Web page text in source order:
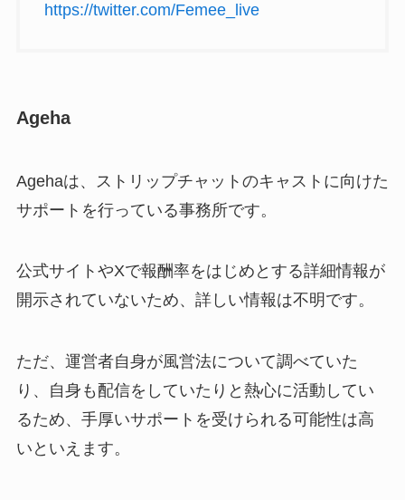
https://twitter.com/Femee_live
Ageha
Agehaは、ストリップチャットのキャストに向けた
サポートを行っている事務所です。
公式サイトやXで報酬率をはじめとする詳細情報が
開示されていないため、詳しい情報は不明です。
ただ、運営者自身が風営法について調べていた
り、自身も配信をしていたりと熱心に活動してい
るため、手厚いサポートを受けられる可能性は高
いといえます。